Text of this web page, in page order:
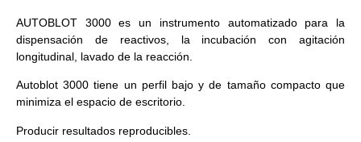
AUTOBLOT 3000 es un instrumento automatizado para la
dispensación de reactivos, la incubación con agitación
longitudinal, lavado de la reacción.
Autoblot 3000 tiene un perfil bajo y de tamaño compacto que
minimiza el espacio de escritorio.
Producir resultados reproducibles.